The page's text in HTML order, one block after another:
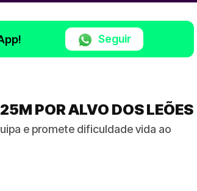
Seguir
POR ALVO DOS LEÕES
e promete dificuldade vida ao